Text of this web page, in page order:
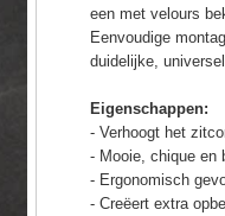
een met velours
Eenvoudige
duidelijke,
Eigenschappen:
- Verhoogt het
- Mooie, chique en
- Ergonomisch
- Creëert extra